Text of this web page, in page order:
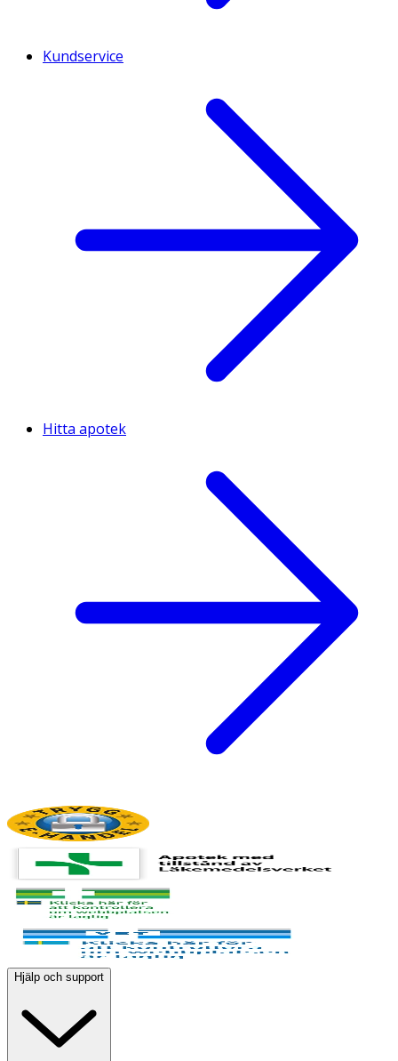
Kundservice
Hitta apotek
Hjälp och support